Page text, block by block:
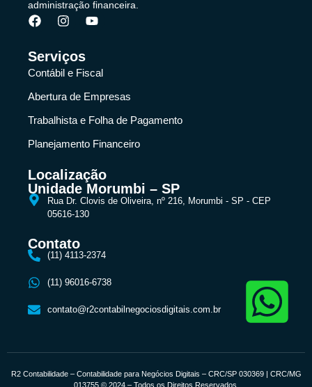
administração financeira.
Serviços
Contábil e Fiscal
Abertura de Empresas
Trabalhista e Folha de Pagamento
Planejamento Financeiro
Localização
Unidade Morumbi – SP
Rua Dr. Clovis de Oliveira, nº 216, Morumbi - SP - CEP
05616-130
Contato
(11) 4113-2374
(11) 96016-6738
contato@r2contabilnegociosdigitais.com.br
R2 Contabilidade – Contabilidade para Negócios Digitais – CRC/SP 030369 | CRC/MG
013755 © 2024 – Todos os Direitos Reservados.